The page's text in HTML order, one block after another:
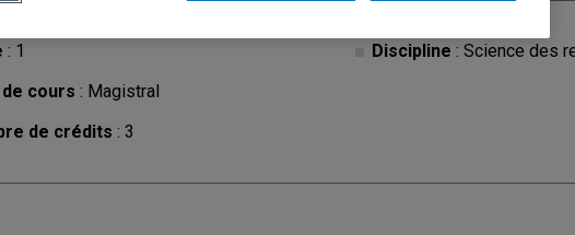
: 1
cours : Magistral
de crédits : 3
Discipline : Science des